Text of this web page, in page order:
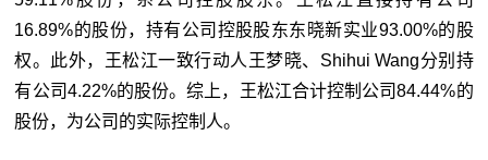
16.89%的股份，持有公司控股股东东晓新实业93.00%的股
权。此外，王松江一致行动人王梦晓、Shihui Wang分别持
有公司4.22%的股份。综上，王松江合计控制公司84.44%的
股份，为公司的实际控制人。